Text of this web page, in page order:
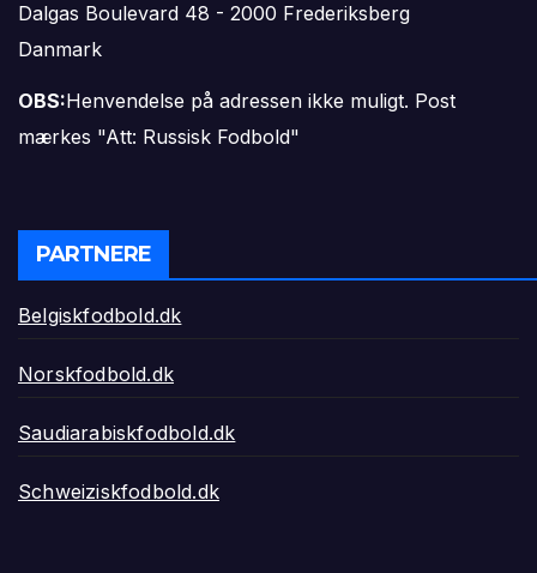
Dalgas Boulevard 48 - 2000 Frederiksberg
Danmark
OBS:Henvendelse på adressen ikke muligt. Post
mærkes "Att: Russisk Fodbold"
PARTNERE
Belgiskfodbold.dk
Norskfodbold.dk
Saudiarabiskfodbold.dk
Schweiziskfodbold.dk